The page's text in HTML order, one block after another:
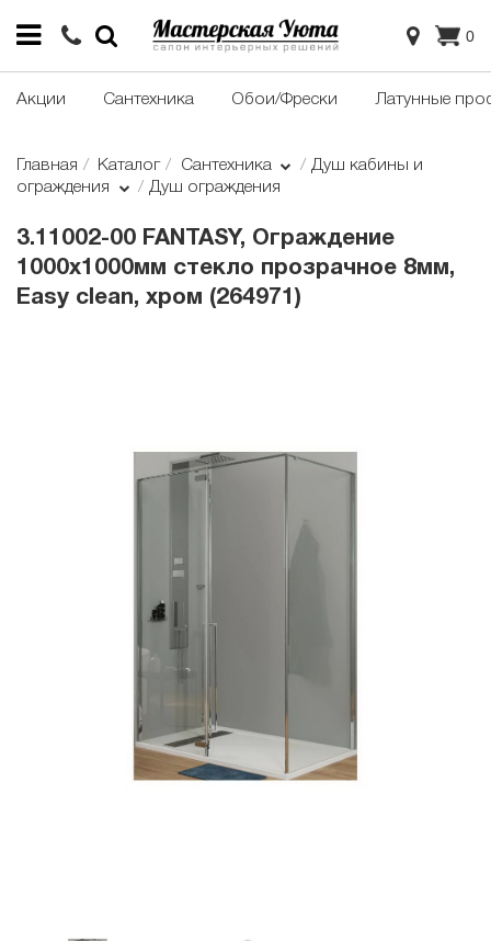
0
Акции Сантехника Обои/Фрески Латунные
Главная Каталог Сантехника
Душ кабины и
ограждения
Душ ограждения
3.11002-00 FANTASY, Ограждение
1000х1000мм стекло прозрачное 8мм,
Easy clean, хром (264971)